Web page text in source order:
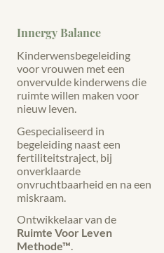
Innergy Balance
Kinderwensbegeleiding
voor vrouwen met een
onvervulde kinderwens die
ruimte willen maken voor
nieuw leven.
Gespecialiseerd in
begeleiding naast een
fertiliteitstraject, bij
onverklaarde
onvruchtbaarheid en na een
miskraam.
Ontwikkelaar van de
Ruimte Voor Leven
Methode™